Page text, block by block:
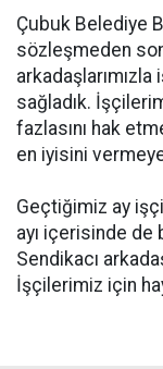
Çubuk Belediye
sözleşmeden
sağladık.
fazlasını hak
en iyisini
Geçtiğimiz ay
ayı içerisinde
Sendikacı
İşçilerimiz için